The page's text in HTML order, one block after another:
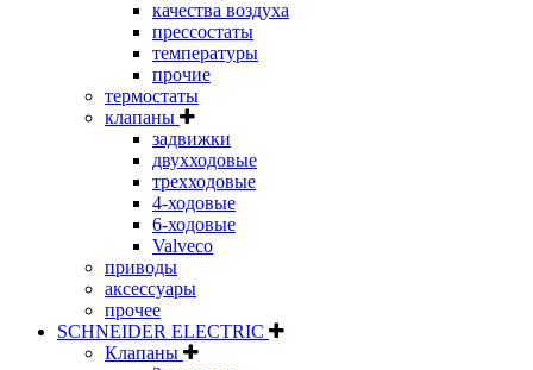
качества воздуха
прессостаты
температуры
прочие
термостаты
клапаны
задвижки
двухходовые
трехходовые
4-ходовые
6-ходовые
Valveco
приводы
аксессуары
прочее
SCHNEIDER ELECTRIC
Клапаны